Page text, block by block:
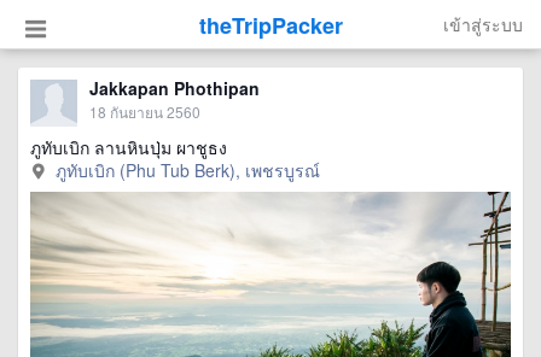
theTripPacker เข้าสู่ระบบ
Jakkapan Phothipan
18 กันยายน 2560
ภูทับเบิก ลานหินปุ่ม ผาชูธง
ภูทับเบิก (Phu Tub Berk), เพชรบูรณ์